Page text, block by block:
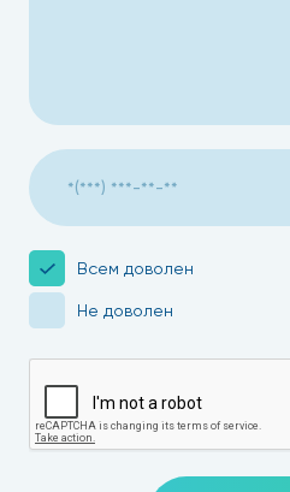
Всем доволен
Не доволен